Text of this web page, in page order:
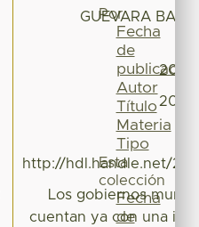
GUEVARA
http://hdl.handle.net/
Los gobiernos
cuentan ya con una
Por
Fecha
de
publicación
Autor
Título
Materia
Tipo
Esta
colección
Fecha
de